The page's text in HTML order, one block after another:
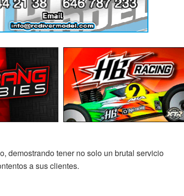
demostrando tener no solo un brutal servicio
a sus clientes.